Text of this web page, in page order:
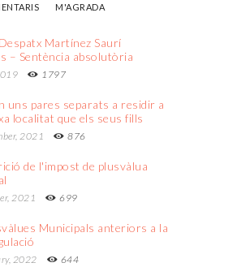
M'AGRADA
Martínez Saurí
– Sentència absolutòria
1797
uns pares separats a residir a
localitat que els seus fills
2021 876
de l'impost de plusvàlua
2021 699
Municipals anteriors a la
2022 644